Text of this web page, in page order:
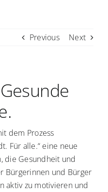
Previous Next
dem Prozess
Für alle.“ eine neue
die Gesundheit und
Bürgerinnen und Bürger
aktiv zu motivieren und